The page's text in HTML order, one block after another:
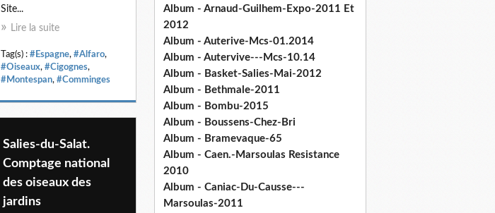
Site...
Lire la suite
Tag(s) : #Espagne, #Alfaro,
#Oiseaux, #Cigognes,
#Montespan, #Comminges
Salies-du-Salat.
Comptage national
des oiseaux des
jardins
Album - Arnaud-Guilhem-Expo-2011 Et
2012
Album - Auterive-Mcs-01.2014
Album - Autervive---Mcs-10.14
Album - Basket-Salies-Mai-2012
Album - Bethmale-2011
Album - Bombu-2015
Album - Boussens-Chez-Bri
Album - Bramevaque-65
Album - Caen.-Marsoulas Resistance
2010
Album - Caniac-Du-Causse---
Marsoulas-2011